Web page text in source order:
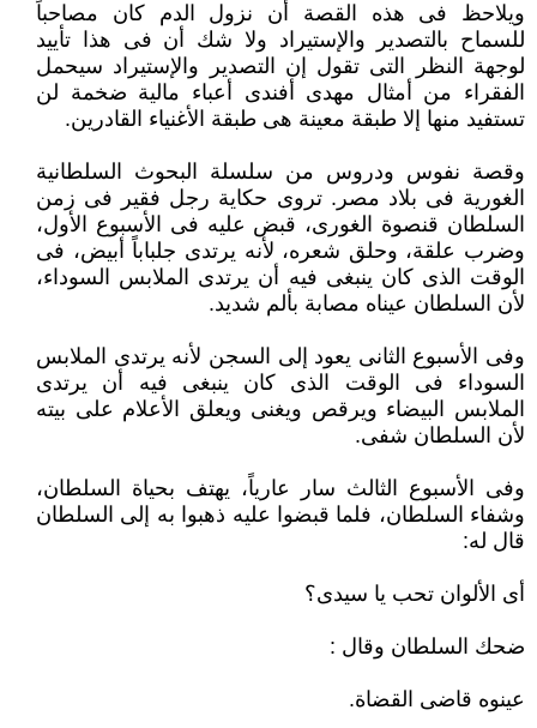
ويلاحظ فى هذه القصة أن نزول الدم كان مصاحباً
للسماح بالتصدير والإستيراد ولا شك أن فى هذا تأييد
لوجهة النظر التى تقول إن التصدير والإستيراد سيحمل
الفقراء من أمثال مهدى أفندى أعباء مالية ضخمة لن
تستفيد منها إلا طبقة معينة هى طبقة الأغنياء القادرين.
وقصة نفوس ودروس من سلسلة البحوث السلطانية
الغورية فى بلاد مصر. تروى حكاية رجل فقير فى زمن
السلطان قنصوة الغورى، قبض عليه فى الأسبوع الأول،
وضرب علقة، وحلق شعره، لأنه يرتدى جلباباً أبيض، فى
الوقت الذى كان ينبغى فيه أن يرتدى الملابس السوداء،
لأن السلطان عيناه مصابة بألم شديد.
وفى الأسبوع الثانى يعود إلى السجن لأنه يرتدى الملابس
السوداء فى الوقت الذى كان ينبغى فيه أن يرتدى
الملابس البيضاء ويرقص ويغنى ويعلق الأعلام على بيته
لأن السلطان شفى.
وفى الأسبوع الثالث سار عارياً، يهتف بحياة السلطان،
وشفاء السلطان، فلما قبضوا عليه ذهبوا به إلى السلطان
قال له:
أى الألوان تحب يا سيدى؟
ضحك السلطان وقال :
عينوه قاضى القضاة.